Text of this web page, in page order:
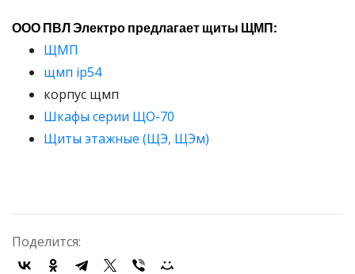
ООО ПВЛ Электро предлагает щиты ЩМП:
ЩМП
щмп ip54
корпус щмп
Шкафы серии ЩО-70
Щиты этажные (ЩЭ, ЩЭм)
Поделится: